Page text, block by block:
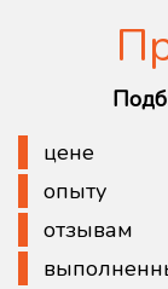
цене
опыту
отзывам